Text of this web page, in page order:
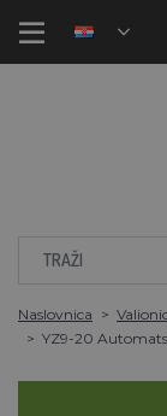
Naslovnica
YZ9-20